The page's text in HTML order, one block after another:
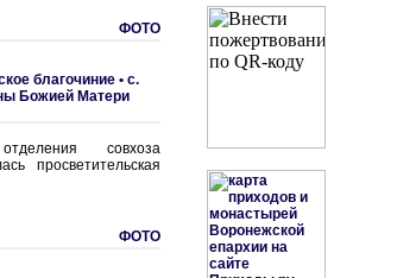
ФОТО
благочиние • с.
Божией Матери
совхоза
просветительская
ФОТО